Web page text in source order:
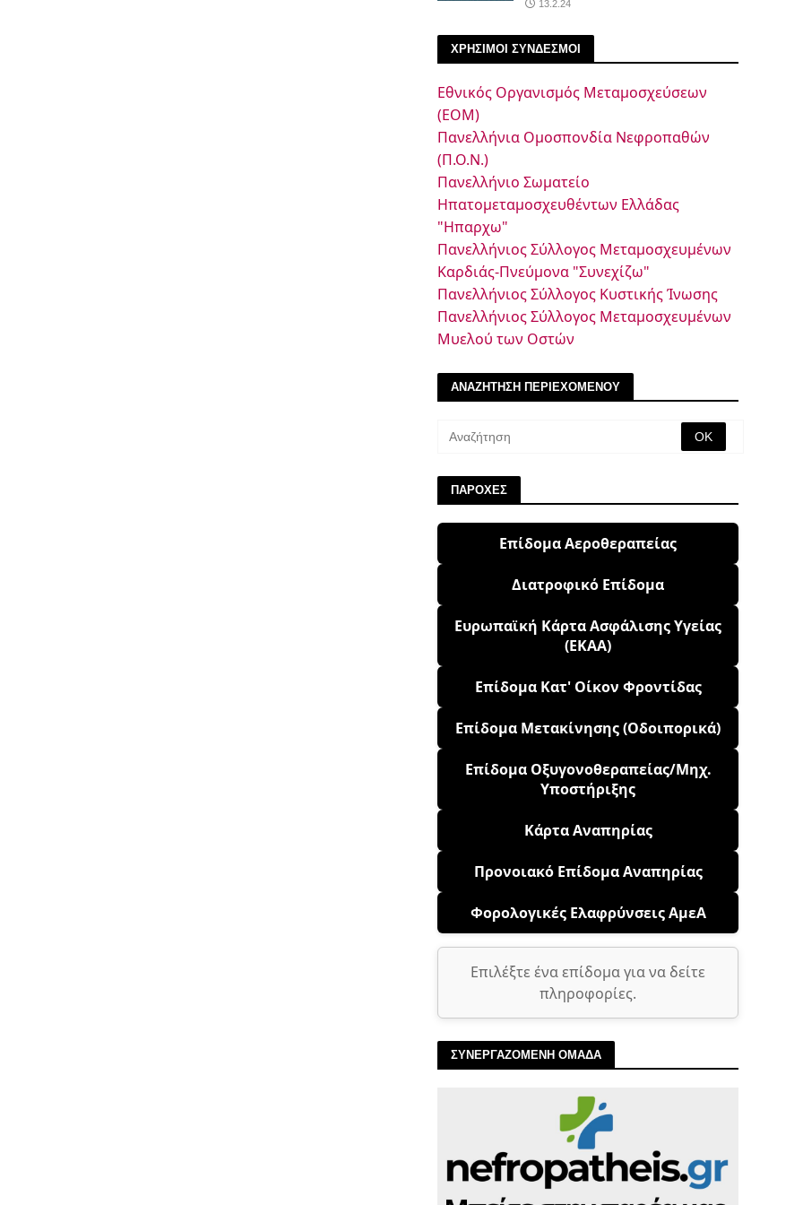
13.2.24
ΧΡΗΣΙΜΟΙ ΣΥΝΔΕΣΜΟΙ
Εθνικός Οργανισμός Μεταμοσχεύσεων
(ΕΟΜ)
Πανελλήνια Ομοσπονδία Νεφροπαθών
(Π.Ο.Ν.)
Πανελλήνιο Σωματείο
Ηπατομεταμοσχευθέντων Ελλάδας
"Ηπαρχω"
Πανελλήνιος Σύλλογος Μεταμοσχευμένων
Καρδιάς-Πνεύμονα "Συνεχίζω"
Πανελλήνιος Σύλλογος Κυστικής Ίνωσης
Πανελλήνιος Σύλλογος Μεταμοσχευμένων
Μυελού των Οστών
ΑΝΑΖΗΤΗΣΗ ΠΕΡΙΕΧΟΜΕΝΟΥ
ΠΑΡΟΧΕΣ
Επίδομα Αεροθεραπείας
Διατροφικό Επίδομα
Ευρωπαϊκή Κάρτα Ασφάλισης Υγείας
(ΕΚΑΑ)
Επίδομα Κατ' Οίκον Φροντίδας
Επίδομα Μετακίνησης (Οδοιπορικά)
Επίδομα Οξυγονοθεραπείας/Μηχ.
Υποστήριξης
Κάρτα Αναπηρίας
Προνοιακό Επίδομα Αναπηρίας
Φορολογικές Ελαφρύνσεις ΑμεΑ
Επιλέξτε ένα επίδομα για να δείτε
πληροφορίες.
ΣΥΝΕΡΓΑΖΟΜΕΝΗ ΟΜΑΔΑ